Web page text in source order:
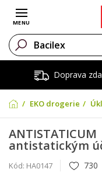
Doprava
Otevřít menu
MENU
EKO drogerie
antistatickým
Kód: HA0147 730